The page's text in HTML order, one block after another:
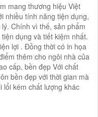
mang thương hiệu Việt
nhiều tính năng tiện dụng,
Chính vì thế, sản phẩm
dụng và tiết kiệm nhất.
lợi . Đồng thời có in họa
thêm cho ngôi nhà của
cấp, bền đẹp Với chất
bền đẹp với thời gian mà
lổi kém chất lượng khác